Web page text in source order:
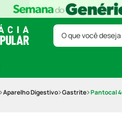
O que você deseja
Aparelho Digestivo Gastrite Pantocal